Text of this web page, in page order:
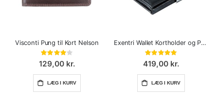
Visconti Pung til Kort Nelson
Bedømmelse:
129,00 kr.
LÆG I KURV
Exentri Wallet Kortholder og Pung Sort læder
Bedømmelse:
419,00 kr.
LÆG I KURV